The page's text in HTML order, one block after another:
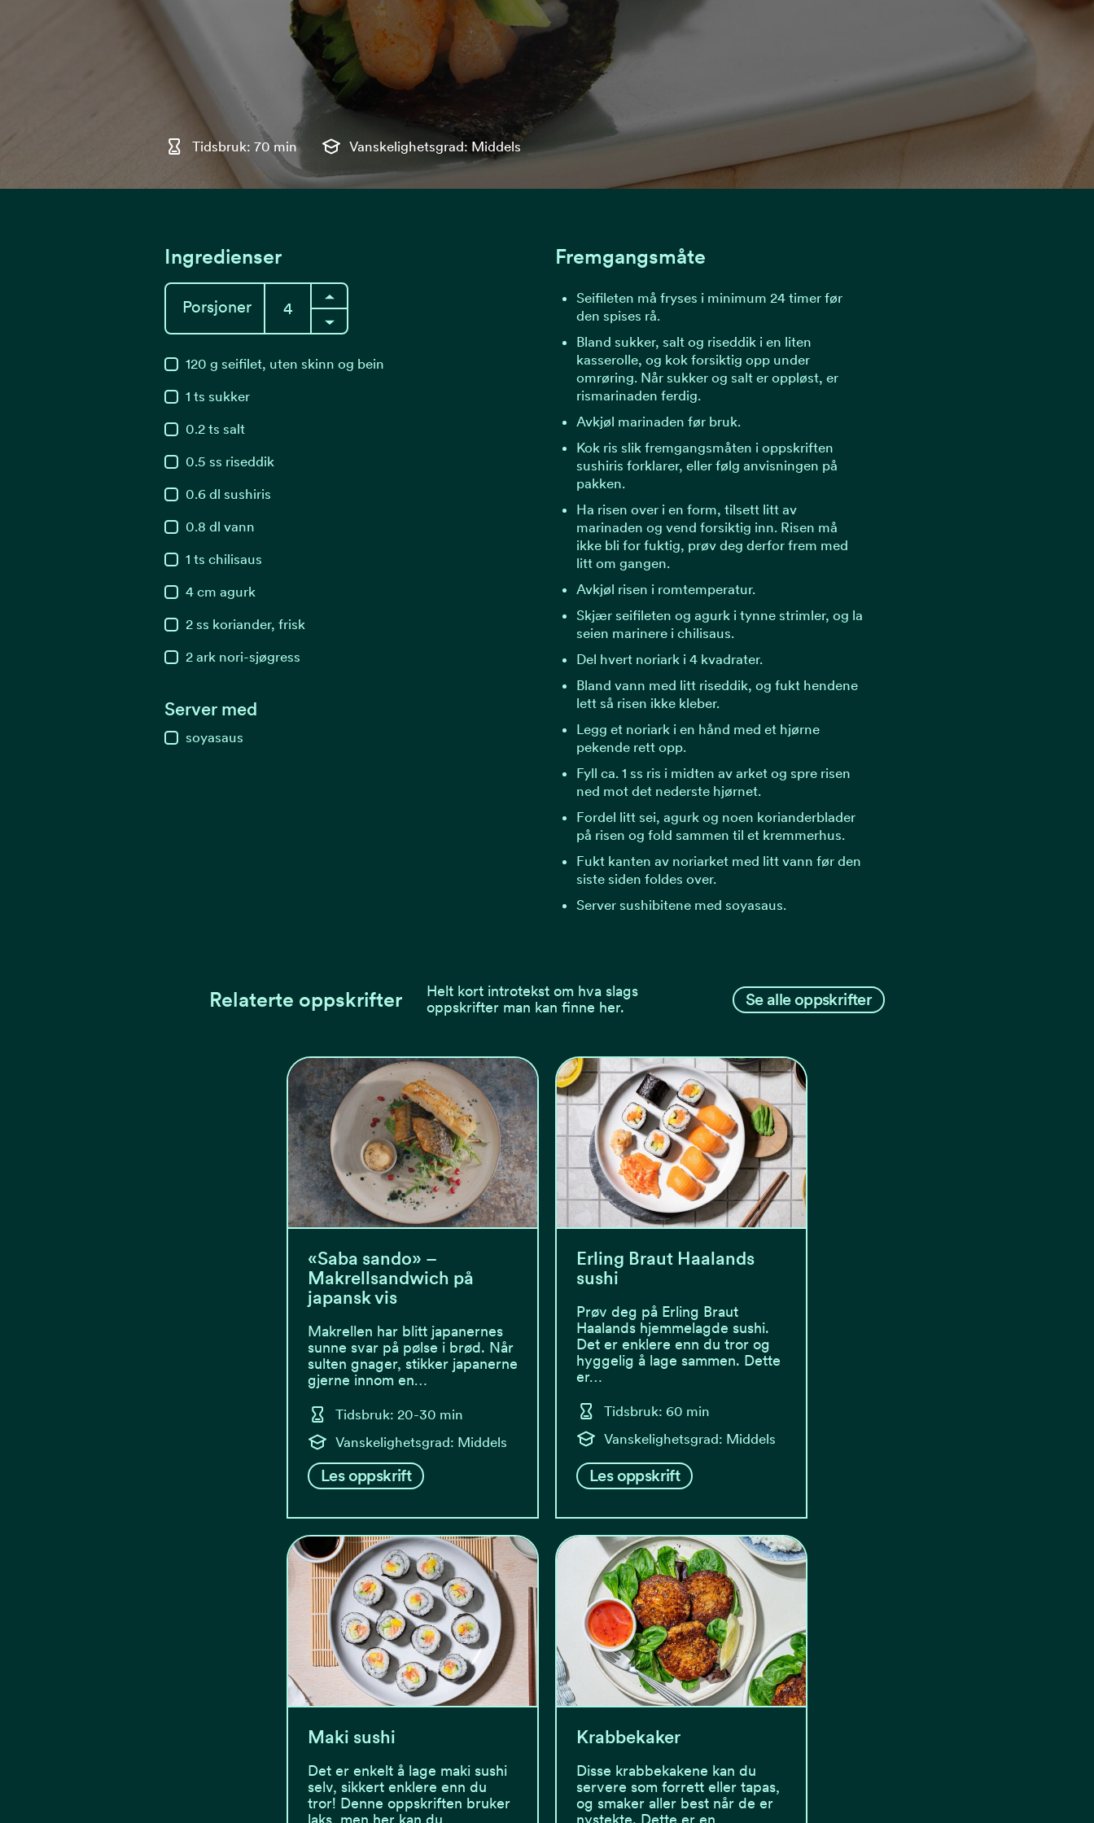
Tidsbruk: 70 min Vanskelighetsgrad: Middels
Ingredienser
Porsjoner
120 g seifilet, uten skinn og bein
1 ts sukker
0.2 ts salt
0.5 ss riseddik
0.6 dl sushiris
0.8 dl vann
1 ts chilisaus
4 cm agurk
2 ss koriander, frisk
2 ark nori-sjøgress
Server med
soyasaus
Fremgangsmåte
Seifileten må fryses i minimum 24 timer før
den spises rå.
Bland sukker, salt og riseddik i en liten
kasserolle, og kok forsiktig opp under
omrøring. Når sukker og salt er oppløst, er
rismarinaden ferdig.
Avkjøl marinaden før bruk.
Kok ris slik fremgangsmåten i oppskriften
sushiris forklarer, eller følg anvisningen på
pakken.
Ha risen over i en form, tilsett litt av
marinaden og vend forsiktig inn. Risen må
ikke bli for fuktig, prøv deg derfor frem med
litt om gangen.
Avkjøl risen i romtemperatur.
Skjær seifileten og agurk i tynne strimler, og la
seien marinere i chilisaus.
Del hvert noriark i 4 kvadrater.
Bland vann med litt riseddik, og fukt hendene
lett så risen ikke kleber.
Legg et noriark i en hånd med et hjørne
pekende rett opp.
Fyll ca. 1 ss ris i midten av arket og spre risen
ned mot det nederste hjørnet.
Fordel litt sei, agurk og noen korianderblader
på risen og fold sammen til et kremmerhus.
Fukt kanten av noriarket med litt vann før den
siste siden foldes over.
Server sushibitene med soyasaus.
Relaterte oppskrifter
Helt kort introtekst om hva slags
oppskrifter man kan finne her.
Se alle oppskrifter
«Saba sando» –
Makrellsandwich på
japansk vis
Makrellen har blitt japanernes
sunne svar på pølse i brød. Når
sulten gnager, stikker japanerne
gjerne innom en…
Tidsbruk: 20-30 min
Vanskelighetsgrad: Middels
Les oppskrift
Erling Braut Haalands
sushi
Prøv deg på Erling Braut
Haalands hjemmelagde sushi.
Det er enklere enn du tror og
hyggelig å lage sammen. Dette
er…
Tidsbruk: 60 min
Vanskelighetsgrad: Middels
Les oppskrift
Maki sushi
Det er enkelt å lage maki sushi
selv, sikkert enklere enn du
tror! Denne oppskriften bruker
laks, men her kan du…
Krabbekaker
Disse krabbekakene kan du
servere som forrett eller tapas,
og smaker aller best når de er
nystekte. Dette er en…